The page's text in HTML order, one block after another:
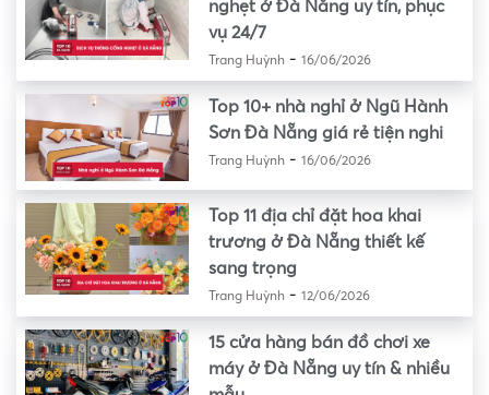
nghẹt ở Đà Nẵng uy tín, phục
vụ 24/7
Trang Huỳnh- 16/06/2026
Top 10+ nhà nghỉ ở Ngũ Hành
Sơn Đà Nẵng giá rẻ tiện nghi
Trang Huỳnh- 16/06/2026
Top 11 địa chỉ đặt hoa khai
trương ở Đà Nẵng thiết kế
sang trọng
Trang Huỳnh- 12/06/2026
15 cửa hàng bán đồ chơi xe
máy ở Đà Nẵng uy tín & nhiều